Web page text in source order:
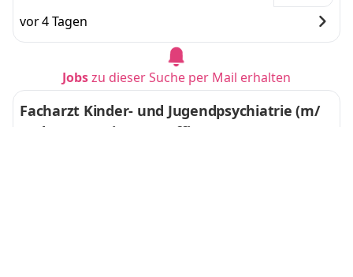
vor 4 Tagen
Jobszu dieser Suche per Mail erhalten
Facharzt Kinder- und Jugendpsychiatrie (m/
w/d) – MVZ mit Homeoffice